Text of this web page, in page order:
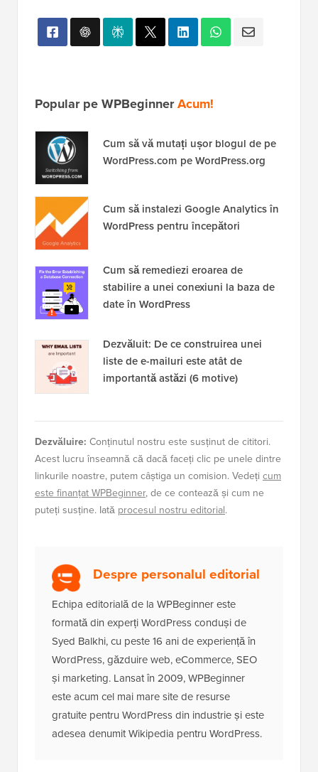
Popular pe WPBeginnerAcum!
Cum să vă mutați ușor blogul de pe
WordPress.com pe WordPress.org
Cum să instalezi Google Analytics în
WordPress pentru începători
Cum să remediezi eroarea de
stabilire a unei conexiuni la baza de
date în WordPress
Dezvăluit: De ce construirea unei
liste de e-mailuri este atât de
importantă astăzi (6 motive)
Dezvăluire: Conținutul nostru este susținut de cititori.
Acest lucru înseamnă că dacă faceți clic pe unele dintre
linkurile noastre, putem câștiga un comision. Vedeți cum
este finanțat WPBeginner, de ce contează și cum ne
puteți susține. Iată procesul nostru editorial.
Despre personalul editorial
Echipa editorială de la WPBeginner este
formată din experți WordPress conduși de
Syed Balkhi, cu peste 16 ani de experiență în
WordPress, găzduire web, eCommerce, SEO
și marketing. Lansat în 2009, WPBeginner
este acum cel mai mare site de resurse
gratuite pentru WordPress din industrie și este
adesea denumit Wikipedia pentru WordPress.